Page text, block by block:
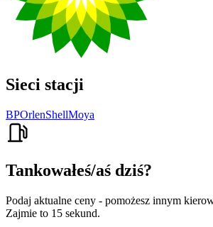
Sieci stacji
BPOrlenShellMoya
Tankowałeś/aś dziś?
Podaj aktualne ceny - pomożesz innym
Zajmie to 15 sekund.